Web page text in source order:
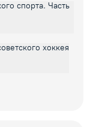
спорта. Часть
хоккея